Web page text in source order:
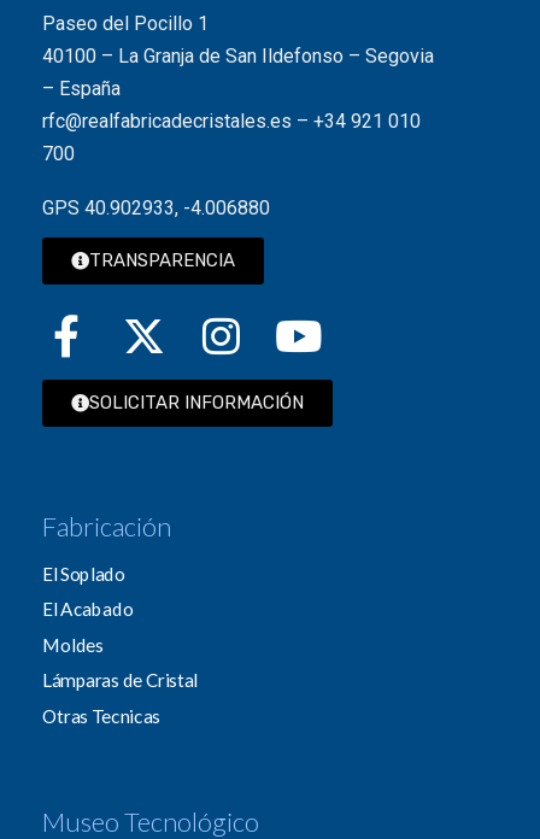
Paseo del Pocillo 1
40100 – La Granja de San Ildefonso – Segovia
– España
rfc@realfabricadecristales.es – +34 921 010
700
GPS 40.902933, -4.006880
TRANSPARENCIA
SOLICITAR INFORMACIÓN
Fabricación
El Soplado
El Acabado
Moldes
Lámparas de Cristal
Otras Tecnicas
Museo Tecnológico